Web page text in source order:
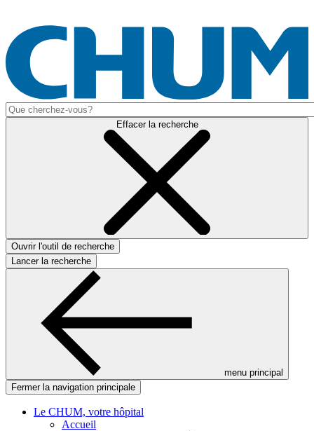
Effacer la recherche
Ouvrir l'outil de recherche
Lancer la recherche
menu principal
Fermer la navigation principale
Le CHUM, votre hôpital
Accueil